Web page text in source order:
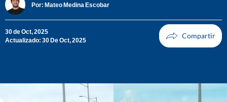
Por: Mateo Medina Escobar
30 de Oct, 2025
Actualizado: 30 De Oct, 2025